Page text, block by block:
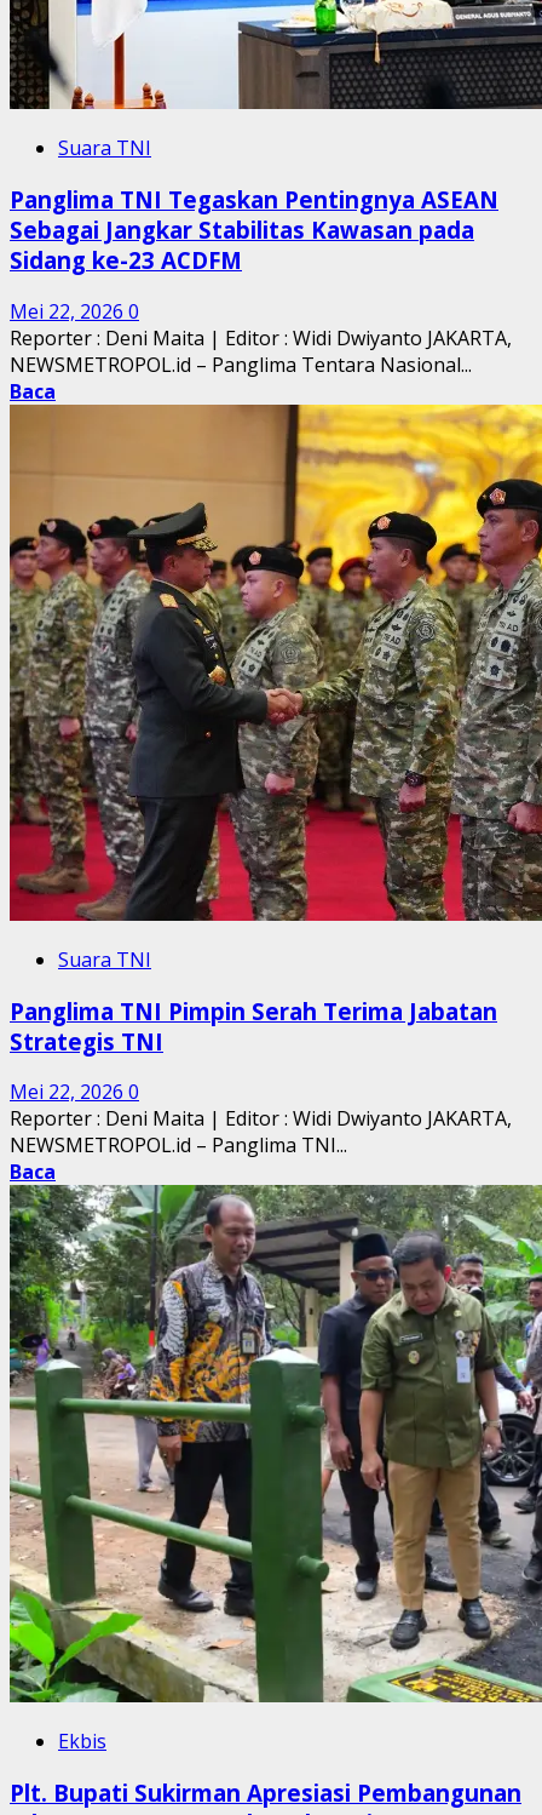
Suara TNI
Panglima TNI Tegaskan Pentingnya ASEAN
Sebagai Jangkar Stabilitas Kawasan pada
Sidang ke-23 ACDFM
Mei 22, 2026 0
Reporter : Deni Maita | Editor : Widi Dwiyanto JAKARTA,
NEWSMETROPOL.id – Panglima Tentara Nasional...
Baca
Suara TNI
Panglima TNI Pimpin Serah Terima Jabatan
Strategis TNI
Mei 22, 2026 0
Reporter : Deni Maita | Editor : Widi Dwiyanto JAKARTA,
NEWSMETROPOL.id – Panglima TNI...
Baca
Ekbis
Plt. Bupati Sukirman Apresiasi Pembangunan